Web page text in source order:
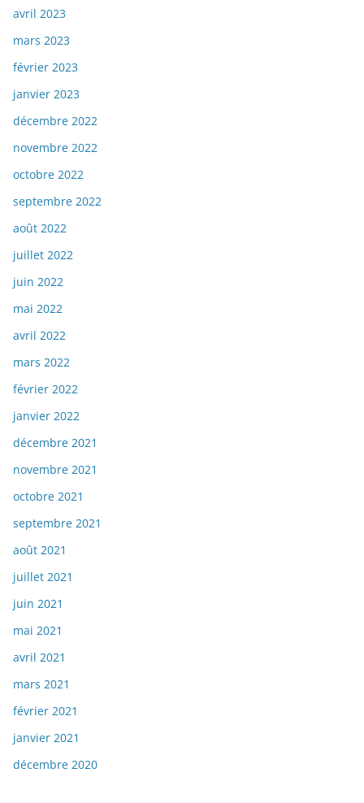
avril 2023
mars 2023
février 2023
janvier 2023
décembre 2022
novembre 2022
octobre 2022
septembre 2022
août 2022
juillet 2022
juin 2022
mai 2022
avril 2022
mars 2022
février 2022
janvier 2022
décembre 2021
novembre 2021
octobre 2021
septembre 2021
août 2021
juillet 2021
juin 2021
mai 2021
avril 2021
mars 2021
février 2021
janvier 2021
décembre 2020